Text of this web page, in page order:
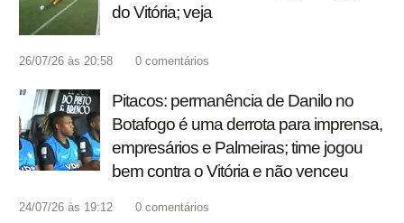
do Vitória; veja
26/07/26 às 20:58 0 comentários
Pitacos: permanência de Danilo no
Botafogo é uma derrota para imprensa,
empresários e Palmeiras; time jogou
bem contra o Vitória e não venceu
24/07/26 às 19:12 0 comentários